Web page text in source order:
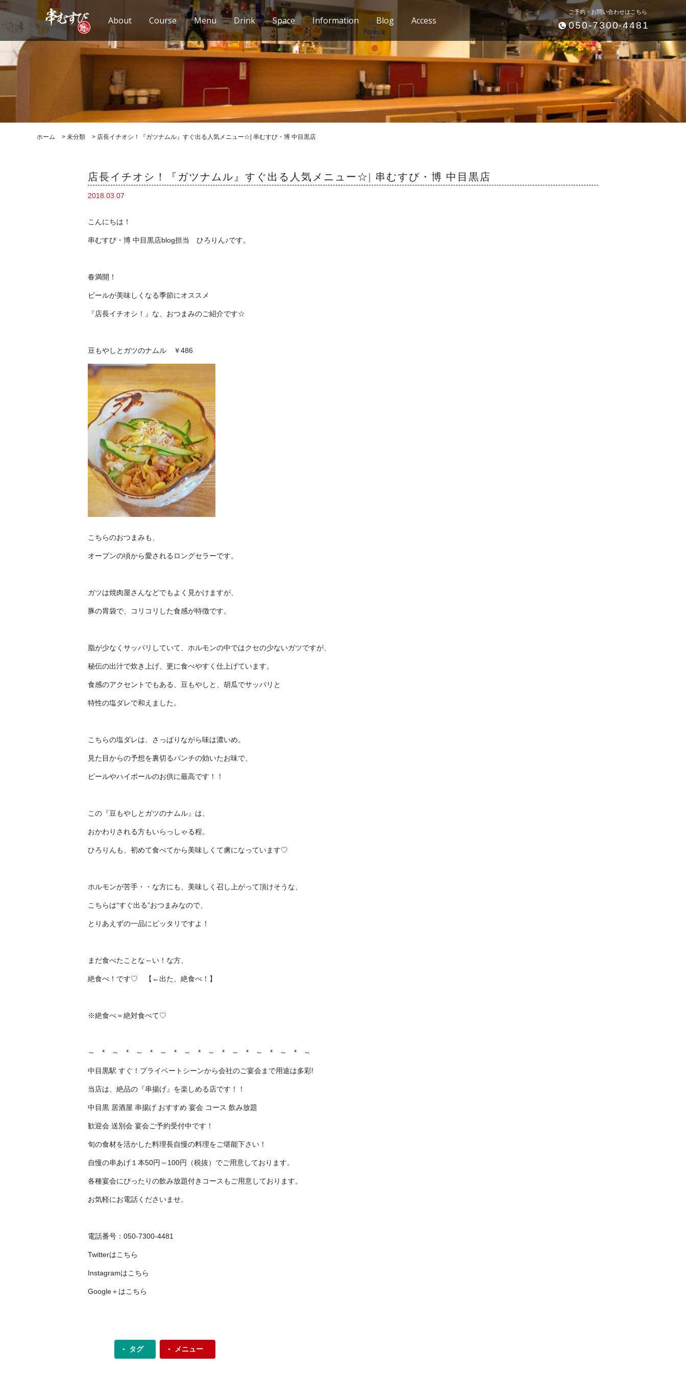
About Course Menu Drink Space Information Blog Access
ご予約・お問い合わせはこちら
050-7300-4481
ホーム > 未分類 > 店長イチオシ！『ガツナムル』すぐ出る人気メニュー☆| 串むすび・博 中目黒店
店長イチオシ！『ガツナムル』すぐ出る人気メニュー☆| 串むすび・博 中目黒店
2018.03.07
こんにちは！
串むすび・博 中目黒店blog担当 ひろりん♪です。
春満開！
ビールが美味しくなる季節にオススメ
『店長イチオシ！』な、おつまみのご紹介です☆
豆もやしとガツのナムル ￥486
こちらのおつまみも、
オープンの頃から愛されるロングセラーです。
ガツは焼肉屋さんなどでもよく見かけますが、
豚の胃袋で、コリコリした食感が特徴です。
脂が少なくサッパリしていて、ホルモンの中ではクセの少ないガツですが、
秘伝の出汁で炊き上げ、更に食べやすく仕上げています。
食感のアクセントでもある、豆もやしと、胡瓜でサッパリと
特性の塩ダレで和えました。
こちらの塩ダレは、さっぱりながら味は濃いめ。
見た目からの予想を裏切るパンチの効いたお味で、
ビールやハイボールのお供に最高です！！
この『豆もやしとガツのナムル』は、
おかわりされる方もいらっしゃる程。
ひろりんも、初めて食べてから美味しくて虜になっています♡
ホルモンが苦手・・な方にも、美味しく召し上がって頂けそうな、
こちらは“すぐ出る”おつまみなので、
とりあえずの一品にピッタリですよ！
まだ食べたことな～い！な方、
絶食べ！です♡ 【←出た、絶食べ！】
※絶食べ＝絶対食べて♡
～ * ～ * ～ * ～ * ～ * ～ * ～ * ～ * ～ * ～
中目黒駅 すぐ！プライベートシーンから会社のご宴会まで用途は多彩!
当店は、絶品の『串揚げ』を楽しめる店です！！
中目黒 居酒屋 串揚げ おすすめ 宴会 コース 飲み放題
歓迎会 送別会 宴会ご予約受付中です！
旬の食材を活かした料理長自慢の料理をご堪能下さい！
自慢の串あげ１本50円～100円（税抜）でご用意しております。
各種宴会にぴったりの飲み放題付きコースもご用意しております。
お気軽にお電話くださいませ。
電話番号：050-7300-4481
Twitterはこちら
Instagramはこちら
Google＋はこちら
タグ メニュー